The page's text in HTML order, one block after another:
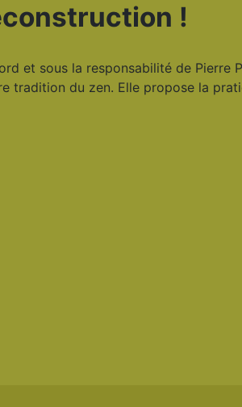
!
et sous la responsabilité de Pierre
tradition du zen. Elle propose la